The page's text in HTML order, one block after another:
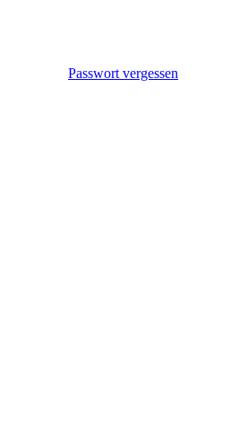
Passwort vergessen